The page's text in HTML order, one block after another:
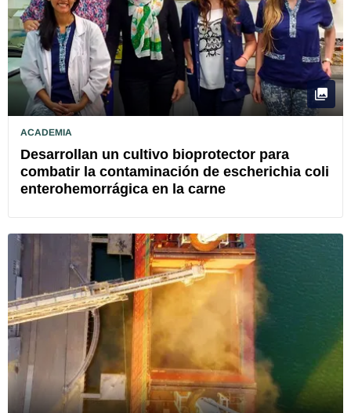
ACADEMIA
Desarrollan un cultivo bioprotector para
combatir la contaminación de escherichia coli
enterohemorrágica en la carne